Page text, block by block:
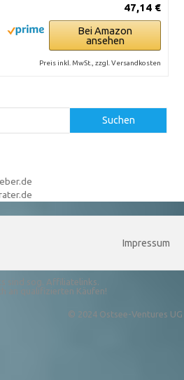
47,14 €
Bei Amazon
ansehen
Preis inkl. MwSt., zzgl. Versandkosten
Suchen
Impressum
sind sog. Affiliatelinks.
an qualifizierten Käufen!
© 2024 Ostsee-Ventures UG